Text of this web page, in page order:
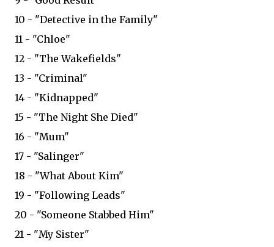
10 - "Detective in the Family"
11 - "Chloe"
12 - "The Wakefields"
13 - "Criminal"
14 - "Kidnapped"
15 - "The Night She Died"
16 - "Mum"
17 - "Salinger"
18 - "What About Kim"
19 - "Following Leads"
20 - "Someone Stabbed Him"
21 - "My Sister"